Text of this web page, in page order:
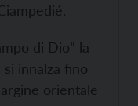
di Dio” la
innalza fino
orientale